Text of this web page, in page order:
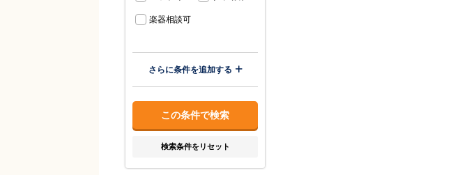
楽器相談可
さらに条件を追加する
検索条件をリセット